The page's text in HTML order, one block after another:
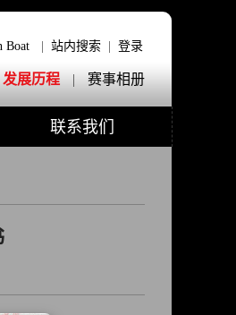
Boat 站内搜索 登录
发展历程 | 赛事相册
联系我们